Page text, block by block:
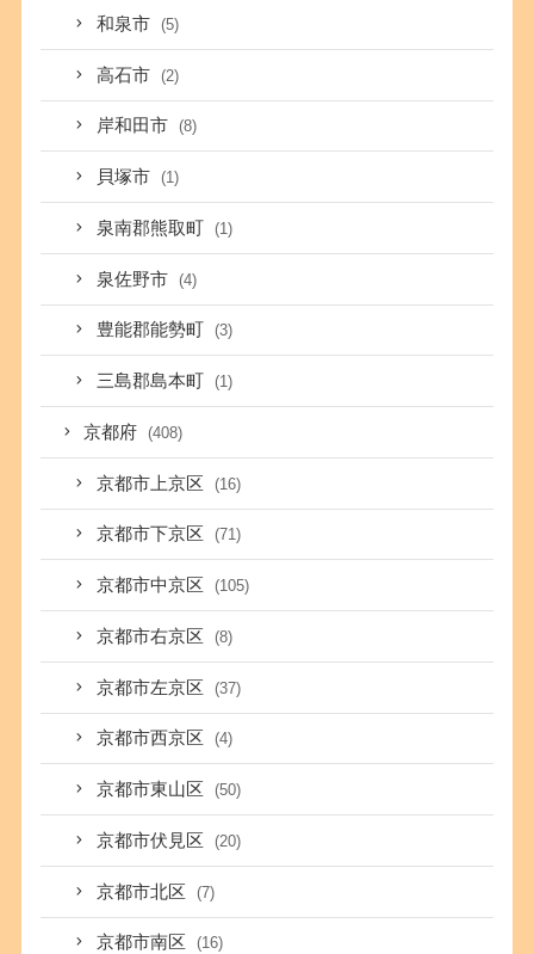
和泉市 (5)
高石市 (2)
岸和田市 (8)
貝塚市 (1)
泉南郡熊取町 (1)
泉佐野市 (4)
豊能郡能勢町 (3)
三島郡島本町 (1)
京都府 (408)
京都市上京区 (16)
京都市下京区 (71)
京都市中京区 (105)
京都市右京区 (8)
京都市左京区 (37)
京都市西京区 (4)
京都市東山区 (50)
京都市伏見区 (20)
京都市北区 (7)
京都市南区 (16)